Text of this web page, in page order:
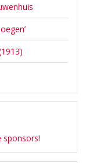
sponsors!